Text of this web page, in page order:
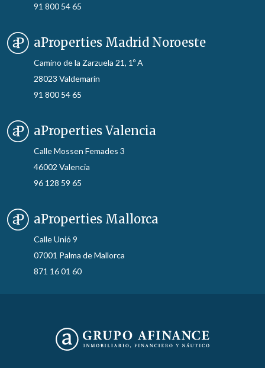
91 800 54 65
aProperties Madrid Noroeste
Camino de la Zarzuela 21, 1º A
28023 Valdemarín
91 800 54 65
aProperties Valencia
Calle Mossen Femades 3
46002 Valencia
96 128 59 65
aProperties Mallorca
Calle Unió 9
07001 Palma de Mallorca
871 16 01 60